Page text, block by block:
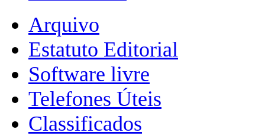
Arquivo
Estatuto Editorial
Software livre
Telefones Úteis
Classificados